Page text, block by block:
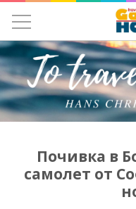
УЧЕНИЧЕСКИ
ЕКСКУРЗИИ
ПОЧИВКИ
ХОТЕЛИ
САМОЛЕТНИ БИЛЕТИ
Почивка в
самолет от